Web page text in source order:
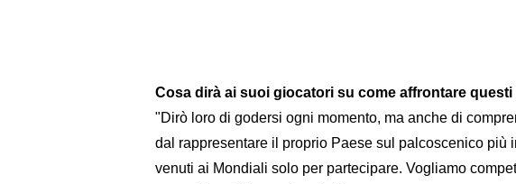
Cosa dirà ai suoi giocatori su come affrontare questi
"Dirò loro di godersi ogni momento, ma anche di
dal rappresentare il proprio Paese sul palcoscenico più
venuti ai Mondiali solo per partecipare. Vogliamo